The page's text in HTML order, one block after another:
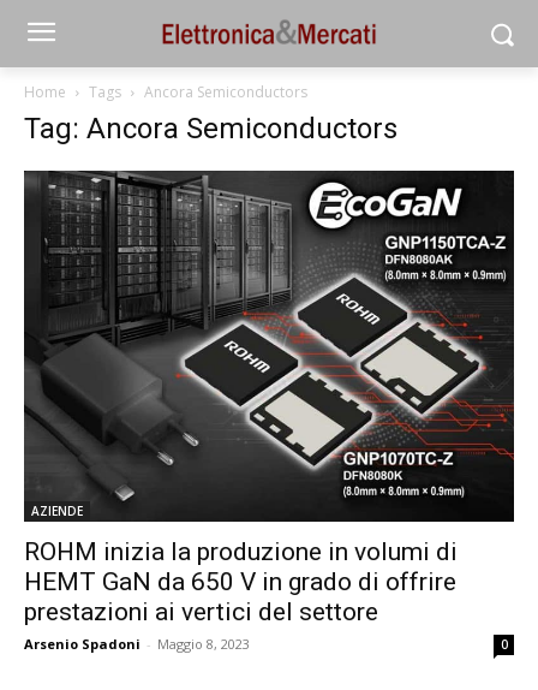
Home Tags Ancora Semiconductors
Tag: Ancora Semiconductors
AZIENDE
ROHM inizia la produzione in volumi di
HEMT GaN da 650 V in grado di offrire
prestazioni ai vertici del settore
Arsenio Spadoni - Maggio 8, 2023 0